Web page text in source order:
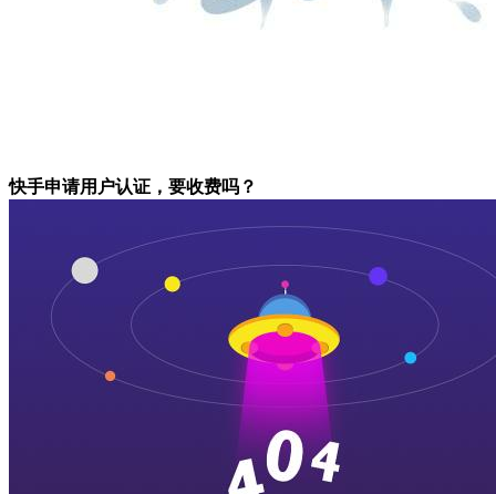
快手申请用户认证，要收费吗？